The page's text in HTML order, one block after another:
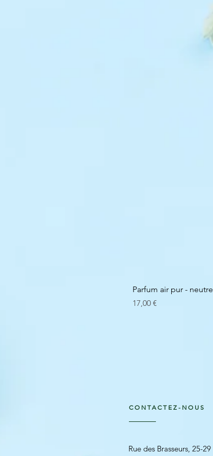
Parfum air pur - neutre
Prix
17,00 €
CONTACTEZ-NOUS
Rue des Brasseurs, 25-29